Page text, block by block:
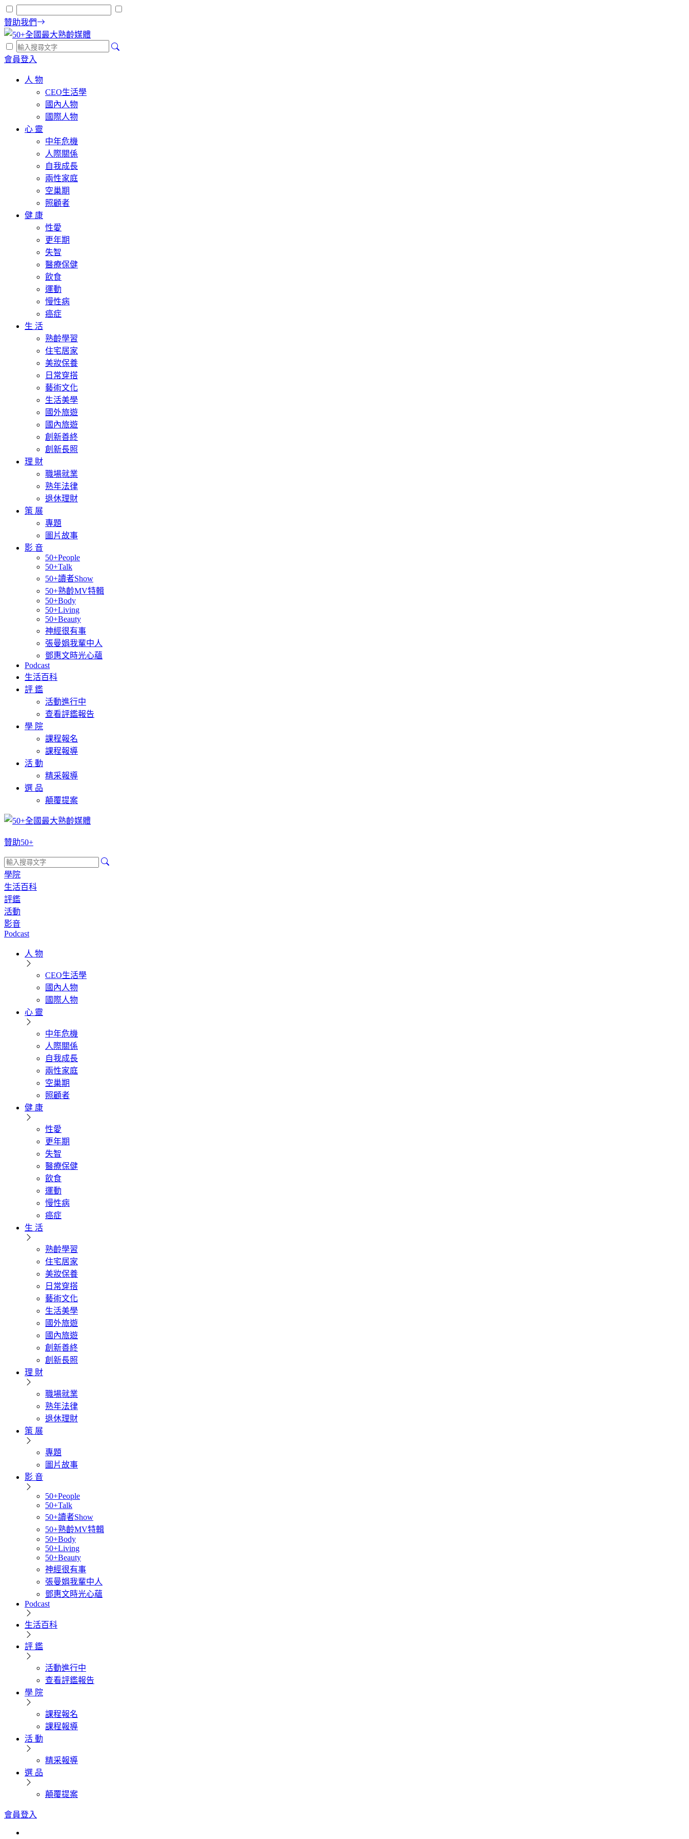
贊助我們
會員登入
人 物
CEO生活學
國內人物
國際人物
心 靈
中年危機
人際關係
自我成長
兩性家庭
空巢期
照顧者
健 康
性愛
更年期
失智
醫療保健
飲食
運動
慢性病
癌症
生 活
熟齡學習
住宅居家
美妝保養
日常穿搭
藝術文化
生活美學
國外旅遊
國內旅遊
創新善終
創新長照
理 財
職場就業
熟年法律
退休理財
策 展
專題
圖片故事
影 音
50+People
50+Talk
50+讀者Show
50+熟齡MV特輯
50+Body
50+Living
50+Beauty
神經很有事
張曼娟我輩中人
鄧惠文時光心蘊
Podcast
生活百科
評 鑑
活動進行中
查看評鑑報告
學 院
課程報名
課程報導
活 動
精采報導
選 品
顛覆提案
贊助50+
學院
生活百科
評鑑
活動
影音
Podcast
人 物
CEO生活學
國內人物
國際人物
心 靈
中年危機
人際關係
自我成長
兩性家庭
空巢期
照顧者
健 康
性愛
更年期
失智
醫療保健
飲食
運動
慢性病
癌症
生 活
熟齡學習
住宅居家
美妝保養
日常穿搭
藝術文化
生活美學
國外旅遊
國內旅遊
創新善終
創新長照
理 財
職場就業
熟年法律
退休理財
策 展
專題
圖片故事
影 音
50+People
50+Talk
50+讀者Show
50+熟齡MV特輯
50+Body
50+Living
50+Beauty
神經很有事
張曼娟我輩中人
鄧惠文時光心蘊
Podcast
生活百科
評 鑑
活動進行中
查看評鑑報告
學 院
課程報名
課程報導
活 動
精采報導
選 品
顛覆提案
會員登入